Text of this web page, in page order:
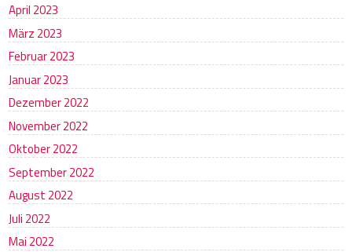
April 2023
März 2023
Februar 2023
Januar 2023
Dezember 2022
November 2022
Oktober 2022
September 2022
August 2022
Juli 2022
Mai 2022